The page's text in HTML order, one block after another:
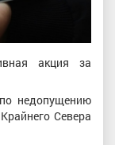
акция за
недопущению
Севера